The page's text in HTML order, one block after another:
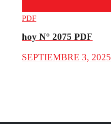
PDF
hoy N° 2075 PDF
SEPTIEMBRE 3, 2025